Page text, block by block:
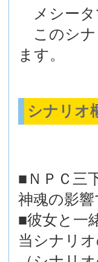
メシータ
このシナ
ます。
シナリオ
■ＮＰＣ三
神魂の影
■彼女と一
当シナリ